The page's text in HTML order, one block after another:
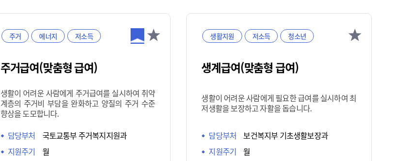
주거 에너지 저소득
주거급여(맞춤형 급여)
생활이 어려운 사람에게 주거급여를 실시하여 취약
계층의 주거비 부담을 완화하고 양질의 주거 수준
향상을 도모합니다.
담당부처
국토교통부 주거복지지원과
지원주기
월
생활지원 저소득 청소년
생계급여(맞춤형 급여)
생활이 어려운 사람에게 필요한 급여를 실시하여 최
저생활을 보장하고 자활을 돕습니다.
담당부처
보건복지부 기초생활보장과
지원주기
월